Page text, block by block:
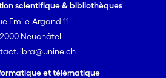
scientifique & bibliothèques
Emile-Argand 11
2000 Neuchâtel
et télématique